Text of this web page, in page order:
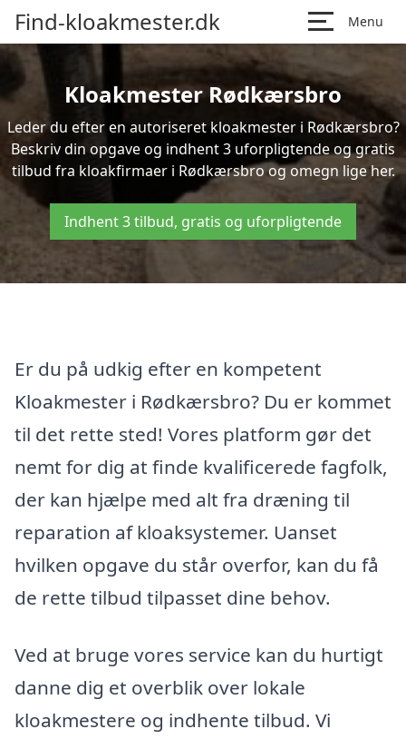
Find-kloakmester.dk Menu
Kloakmester Rødkærsbro
Leder du efter en autoriseret kloakmester i Rødkærsbro?
Beskriv din opgave og indhent 3 uforpligtende og gratis
tilbud fra kloakfirmaer i Rødkærsbro og omegn lige her.
Indhent 3 tilbud, gratis og uforpligtende
Er du på udkig efter en kompetent
Kloakmester i Rødkærsbro? Du er kommet
til det rette sted! Vores platform gør det
nemt for dig at finde kvalificerede fagfolk,
der kan hjælpe med alt fra dræning til
reparation af kloaksystemer. Uanset
hvilken opgave du står overfor, kan du få
de rette tilbud tilpasset dine behov.
Ved at bruge vores service kan du hurtigt
danne dig et overblik over lokale
kloakmestere og indhente tilbud. Vi